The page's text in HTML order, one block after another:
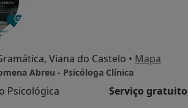
Viana do Castelo • Mapa
Abreu - Psicóloga Clínica
Psicológica Serviço gratuito